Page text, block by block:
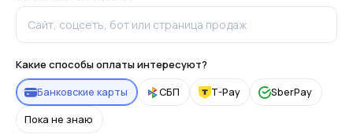
Какие способы оплаты интересуют?
Банковские карты СБП T-Pay SberPay
Пока не знаю